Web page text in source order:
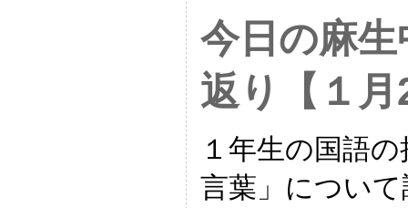
今日の麻
返り【１月
１年生の国語
言葉」につい